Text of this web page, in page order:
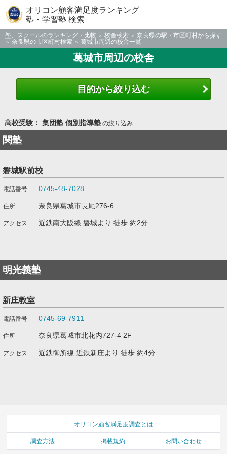
オリコン顧客満足度ランキング
塾・学習塾 検索
塾、スクールのランキング・比較 校舎検索
奈良県の駅・市区町村から探す
奈良県の市区町村検索
葛城市周辺の校舎一覧
葛城市周辺の校舎
目的から絞り込む
高校受験： 集団塾 個別指導塾の絞り込み
関塾
磐城駅前校
0745-48-7028
奈良県葛城市長尾276-6
近鉄南大阪線 磐城より 徒歩 約2分
明光義塾
新庄教室
0745-69-7911
奈良県葛城市北花内727-4 2F
近鉄御所線 近鉄新庄より 徒歩 約4分
オリコン顧客満足度調査とは
調査方法 掲載規約 お問い合わせ